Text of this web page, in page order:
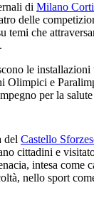
di Milano
delle
temi che
le installazioni
Olimpici e
per la
del Castello
cittadini e
intesa come
nello sport